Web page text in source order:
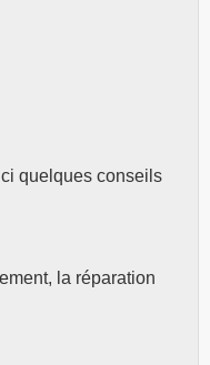
quelques conseils
la réparation